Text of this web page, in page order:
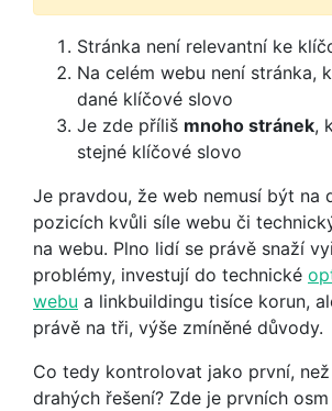
Stránka není relevantní ke
Na celém webu není stránka,
dané klíčové slovo
Je zde příliš mnoho stránek,
stejné klíčové slovo
Je pravdou, že web nemusí být na
pozicích kvůli síle webu či
na webu. Plno lidí se právě snaží
problémy, investují do technické
webu a linkbuildingu tisíce korun,
právě na tři, výše zmíněné důvody.
Co tedy kontrolovat jako první,
drahých řešení? Zde je prvních